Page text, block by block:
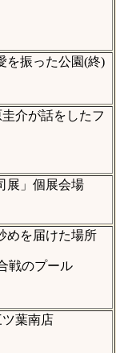
を振った公園(終)
介が話をしたフ
展」個展会場
めを届けた場所
戦のプール
ツ葉南店